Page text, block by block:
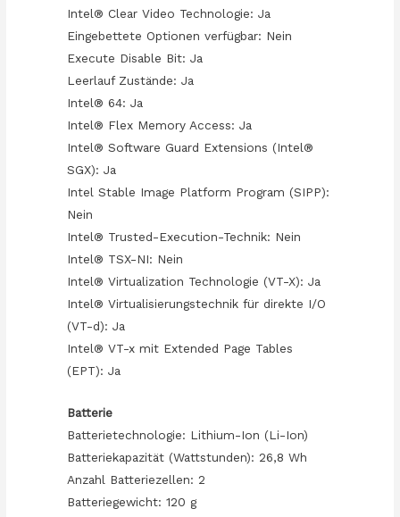
Intel® Clear Video Technologie: Ja
Eingebettete Optionen verfügbar: Nein
Execute Disable Bit: Ja
Leerlauf Zustände: Ja
Intel® 64: Ja
Intel® Flex Memory Access: Ja
Intel® Software Guard Extensions (Intel®
SGX): Ja
Intel Stable Image Platform Program (SIPP):
Nein
Intel® Trusted-Execution-Technik: Nein
Intel® TSX-NI: Nein
Intel® Virtualization Technologie (VT-X): Ja
Intel® Virtualisierungstechnik für direkte I/O
(VT-d): Ja
Intel® VT-x mit Extended Page Tables
(EPT): Ja
Batterie
Batterietechnologie: Lithium-Ion (Li-Ion)
Batteriekapazität (Wattstunden): 26,8 Wh
Anzahl Batteriezellen: 2
Batteriegewicht: 120 g